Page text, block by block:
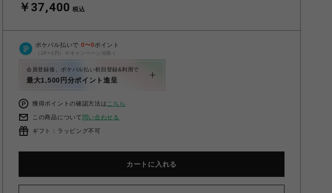
￥37,400 税込
ポケパル払いで 0〜0ポイント
（1P=1円）※キャンペーン分除く
会員登録後、ポケパル払い初回登録&利用で
最大1,500円分ポイント進呈
獲得ポイントの確認方法はこちら
この商品について 問い合わせる
ギフト：ラッピング不可
カートに入れる